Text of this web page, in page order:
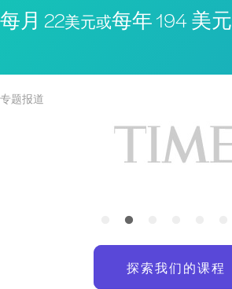
每月 22美元或每年 194 美元
专题报道
探索我们的课程